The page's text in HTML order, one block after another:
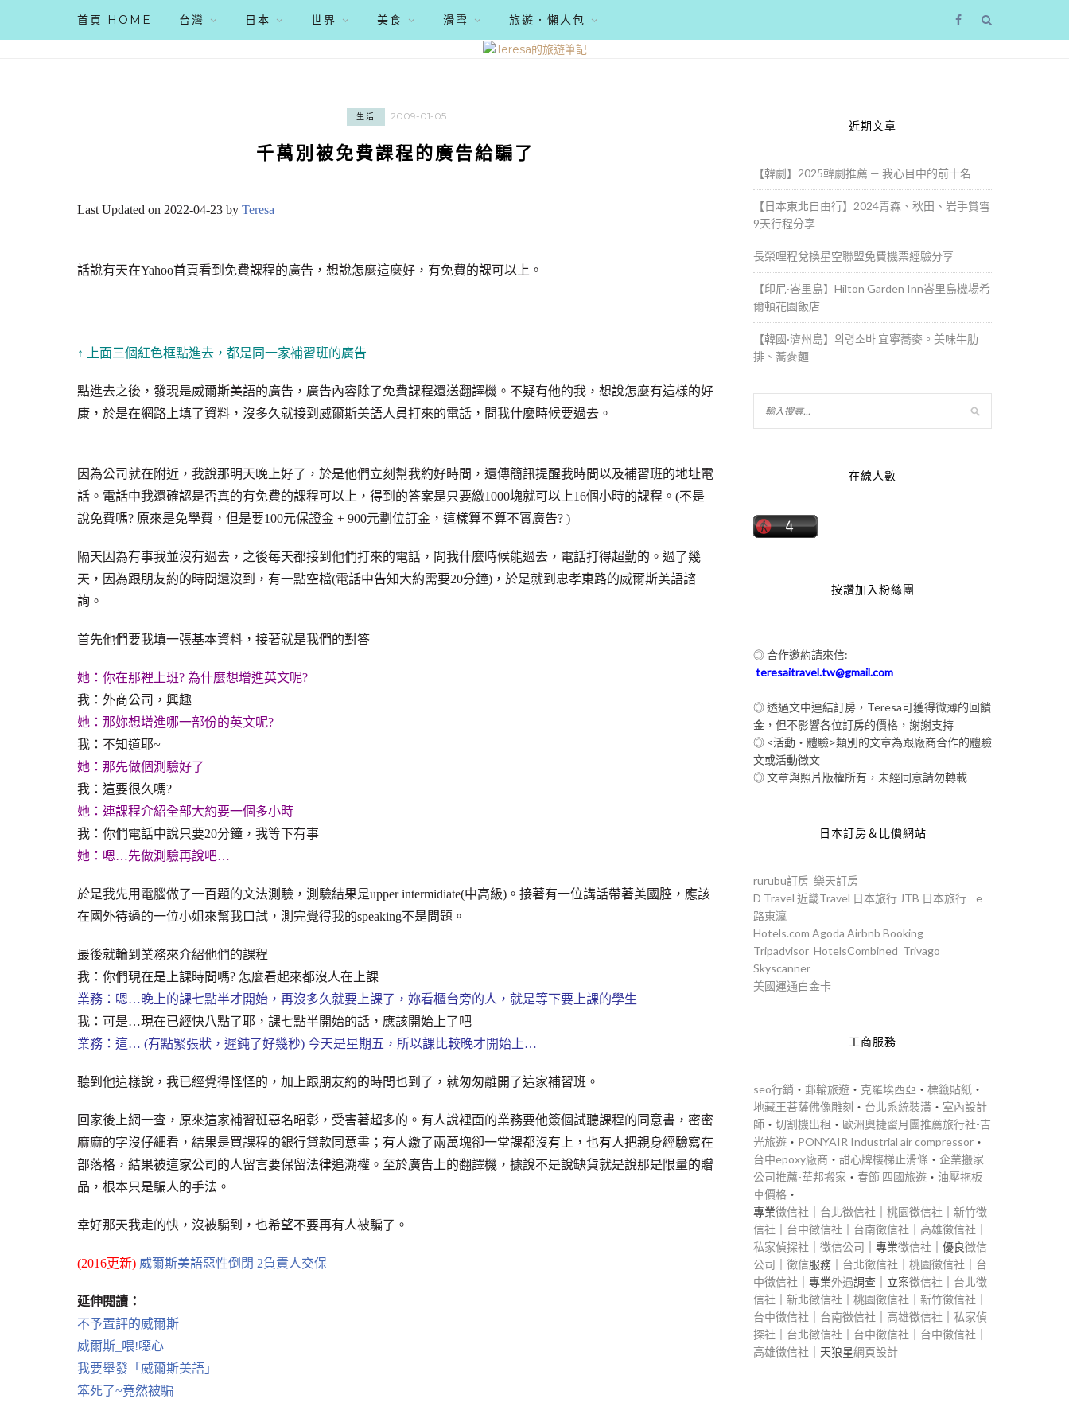
首頁 HOME 台灣 日本 世界 美食 滑雪 旅遊．懶人包
生活 2009-01-05
千萬別被免費課程的廣告給騙了
Last Updated on 2022-04-23 by Teresa
話說有天在Yahoo首頁看到免費課程的廣告，想說怎麼這麼好，有免費的課可以上。
↑ 上面三個紅色框點進去，都是同一家補習班的廣告
點進去之後，發現是威爾斯美語的廣告，廣告內容除了免費課程還送翻譯機。不疑有他的我，想說怎麼有這樣的好
康，於是在網路上填了資料，沒多久就接到威爾斯美語人員打來的電話，問我什麼時候要過去。
因為公司就在附近，我說那明天晚上好了，於是他們立刻幫我約好時間，還傳簡訊提醒我時間以及補習班的地址電
話。電話中我還確認是否真的有免費的課程可以上，得到的答案是只要繳1000塊就可以上16個小時的課程。(不是
說免費嗎? 原來是免學費，但是要100元保證金 + 900元劃位訂金 ，這樣算不算不實廣告? )
隔天因為有事我並沒有過去，之後每天都接到他們打來的電話，問我什麼時候能過去，電話打得超勤的。過了幾
天，因為跟朋友約的時間還沒到，有一點空檔(電話中告知大約需要20分鐘)，於是就到忠孝東路的威爾斯美語諮
詢。
首先他們要我填一張基本資料，接著就是我們的對答
她：你在那裡上班? 為什麼想增進英文呢?
我：外商公司，興趣
她：那妳想增進哪一部份的英文呢?
我：不知道耶~
她：那先做個測驗好了
我：這要很久嗎?
她：連課程介紹全部大約要一個多小時
我：你們電話中說只要20分鐘，我等下有事
她：嗯…先做測驗再說吧…
於是我先用電腦做了一百題的文法測驗，測驗結果是upper intermidiate(中高級)。接著有一位講話帶著美國腔，應該
在國外待過的一位小姐來幫我口試，測完覺得我的speaking不是問題。
最後就輪到業務來介紹他們的課程
我：你們現在是上課時間嗎? 怎麼看起來都沒人在上課
業務：嗯…晚上的課七點半才開始，再沒多久就要上課了，妳看櫃台旁的人，就是等下要上課的學生
我：可是…現在已經快八點了耶，課七點半開始的話，應該開始上了吧
業務：這… (有點緊張狀，遲鈍了好幾秒) 今天是星期五，所以課比較晚才開始上…
聽到他這樣說，我已經覺得怪怪的，加上跟朋友約的時間也到了，就匆匆離開了這家補習班。
回家後上網一查，原來這家補習班惡名昭彰，受害著超多的。有人說裡面的業務要他簽個試聽課程的同意書，密密
麻麻的字沒仔細看，結果是買課程的銀行貸款同意書；有人繳了兩萬塊卻一堂課都沒有上，也有人把親身經驗寫在
部落格，結果被這家公司的人留言要保留法律追溯權。至於廣告上的翻譯機，據說不是說缺貨就是說那是限量的贈
品，根本只是騙人的手法。
幸好那天我走的快，沒被騙到，也希望不要再有人被騙了。
(2016更新) 威爾斯美語惡性倒閉 2負責人交保
延伸閱讀：
不予置評的威爾斯
威爾斯_喂!噁心
我要舉發「威爾斯美語」
笨死了~竟然被騙
近期文章
【韓劇】2025韓劇推薦 — 我心目中的前十名
【日本東北自由行】2024青森、秋田、岩手賞雪
9天行程分享
長榮哩程兌換星空聯盟免費機票經驗分享
【印尼·峇里島】Hilton Garden Inn峇里島機場希
爾頓花園飯店
【韓國·濟州島】의령소바 宜寧蕎麥。美味牛肋
排、蕎麥麵
在線人數
按讚加入粉絲團
◎ 合作邀約請來信:
teresaitravel.tw@gmail.com
◎ 透過文中連結訂房，Teresa可獲得微薄的回饋
金，但不影響各位訂房的價格，謝謝支持
◎ <活動‧體驗>類別的文章為跟廠商合作的體驗
文或活動徵文
◎ 文章與照片版權所有，未經同意請勿轉載
日本訂房＆比價網站
rurubu訂房 樂天訂房
D Travel 近畿Travel 日本旅行 JTB 日本旅行
e
路東瀛
Hotels.com Agoda Airbnb Booking
Tripadvisor HotelsCombined Trivago
Skyscanner
美國運通白金卡
工商服務
seo行銷 ‧ 郵輪旅遊 ‧ 克羅埃西亞 ‧ 標籤貼紙 ‧
地藏王菩薩佛像雕刻 ‧ 台北系統裝潢 ‧ 室內設計
師 ‧ 切割機出租 ‧ 歐洲奧捷蜜月團推薦旅行社-吉
光旅遊 ‧ PONYAIR Industrial air compressor ‧
台中epoxy廠商 ‧ 甜心牌樓梯止滑條 ‧ 企業搬家
公司推薦-華邦搬家 ‧ 春節 四國旅遊 ‧ 油壓拖板
車價格 ‧
專業徵信社 台北徵信社 桃園徵信社
新竹徵
信社
台中徵信社 台南徵信社 高雄徵信社
私家偵探社
徵信公司 ｜專業徵信社 ｜優良徵信
公司
徵信服務｜ 台北徵信社 桃園徵信社
台
中徵信社 ｜專業外遇調查｜立案徵信社
台北徵
信社
新北徵信社 桃園徵信社 新竹徵信社
台中徵信社
台南徵信社 高雄徵信社
私家偵
探社
台北徵信社 台中徵信社 台中徵信社
高雄徵信社 ｜天狼星網頁設計